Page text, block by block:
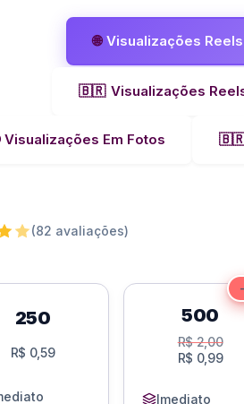
como
de
🌐 Visualizações
🇧🇷 Visualizações
Visualizações Em Fotos
(82 avaliações)
250
R$ 0,59
500
R$2,00
R$ 0,99
Imediato